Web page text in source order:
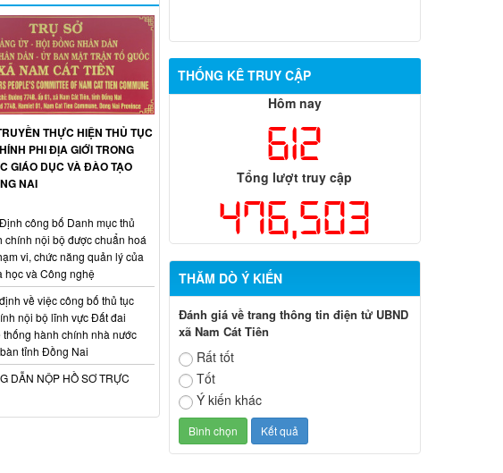
THỐNG KÊ TRUY CẬP
Hôm nay
612
Tổng lượt truy cập
476,503
THĂM DÒ Ý KIẾN
Đánh giá về trang thông tin điện tử UBND
xã Nam Cát Tiên
Rất tốt
Tốt
Ý kiến khác
THỰC HIỆN THỦ TỤC
PHI ĐỊA GIỚI TRONG
GIÁO DỤC VÀ ĐÀO TẠO
NAI
công bố Danh mục thủ
chính nội bộ được chuẩn hoá
vi, chức năng quản lý của
học và Công nghệ
về việc công bố thủ tục
nội bộ lĩnh vực Đất đai
thống hành chính nhà nước
tỉnh Đồng Nai
DẪN NỘP HỒ SƠ TRỰC